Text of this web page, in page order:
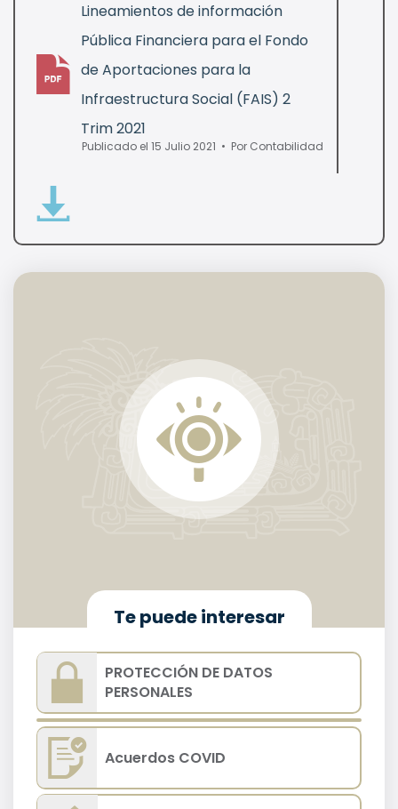
pdf
Lineamientos de información
Pública Financiera para el Fondo
de Aportaciones para la
Infraestructura Social (FAIS) 2
Trim 2021
Publicado el 15 Julio 2021 Por Contabilidad
Te puede interesar
PROTECCIÓN DE DATOS
PERSONALES
Acuerdos COVID